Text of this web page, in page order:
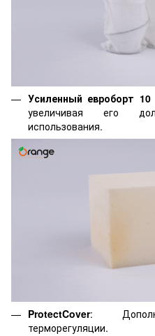
Усиленный евроборт
увеличивая его
использования.
ProtectCover:
терморегуляции.